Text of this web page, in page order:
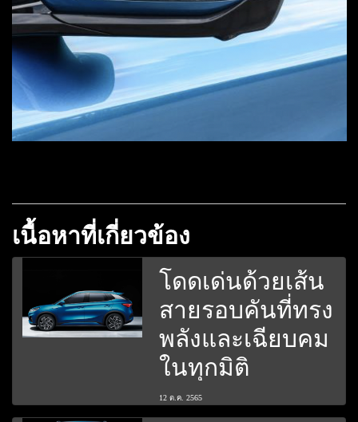
เนื้อหาที่เกี่ยวข้อง
โดดเด่นด้วยเส้น
สายรอบคันที่ทรง
พลังและเฉียบคม
ในทุกมิติ
12 ต.ค. 2565